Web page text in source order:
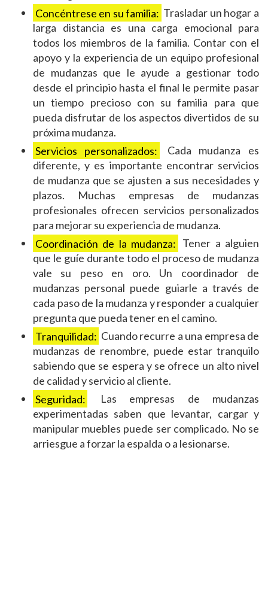
Concéntrese en su familia: Trasladar un hogar a
larga distancia es una carga emocional para
todos los miembros de la familia. Contar con el
apoyo y la experiencia de un equipo profesional
de mudanzas que le ayude a gestionar todo
desde el principio hasta el final le permite pasar
un tiempo precioso con su familia para que
pueda disfrutar de los aspectos divertidos de su
próxima mudanza.
Servicios personalizados:
Cada mudanza es
diferente, y es importante encontrar servicios
de mudanza que se ajusten a sus necesidades y
plazos. Muchas empresas de mudanzas
profesionales ofrecen servicios personalizados
para mejorar su experiencia de mudanza.
Coordinación de la mudanza: Tener a alguien
que le guíe durante todo el proceso de mudanza
vale su peso en oro. Un coordinador de
mudanzas personal puede guiarle a través de
cada paso de la mudanza y responder a cualquier
pregunta que pueda tener en el camino.
Tranquilidad: Cuando recurre a una empresa de
mudanzas de renombre, puede estar tranquilo
sabiendo que se espera y se ofrece un alto nivel
de calidad y servicio al cliente.
Seguridad:
Las empresas de mudanzas
experimentadas saben que levantar, cargar y
manipular muebles puede ser complicado. No se
arriesgue a forzar la espalda o a lesionarse.